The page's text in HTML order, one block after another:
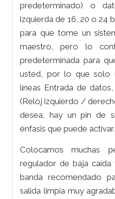
predeterminado) o
izquierda de 16, 20 o 24
para que tome un
maestro, pero lo
predeterminada para
usted, por lo que solo
líneas Entrada de
(Reloj izquierdo /
desea, hay un pin de
énfasis que puede activar.
Colocamos muchas
regulador de baja
banda recomendado
salida limpia muy